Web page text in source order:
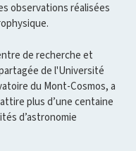
observations réalisées
de recherche et
de l'Université
du Mont-Cosmos, a
plus d’une centaine
d’astronomie